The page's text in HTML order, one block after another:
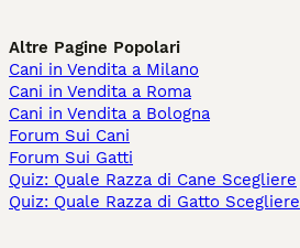
Altre Pagine Popolari
Cani in Vendita a Milano
Cani in Vendita a Roma
Cani in Vendita a Bologna
Forum Sui Cani
Forum Sui Gatti
Quiz: Quale Razza di Cane Scegliere
Quiz: Quale Razza di Gatto Scegliere